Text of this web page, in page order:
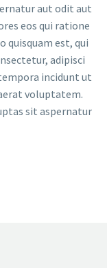
aut odit aut
eos qui ratione
quisquam est, qui
adipisci
incidunt ut
voluptatem.
sit aspernatur